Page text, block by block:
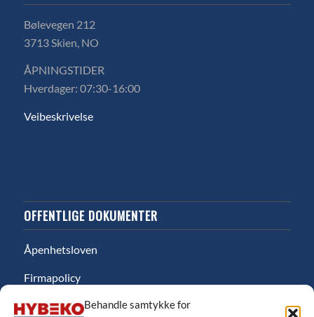
Behandle samtykke for
Bølevegen 212
3713 Skien, NO
ÅPNINGSTIDER
Hverdager: 07:30-16:00
Veibeskrivelse
OFFENTLIGE DOKUMENTER
Åpenhetsloven
Firmapolicy
Miljø